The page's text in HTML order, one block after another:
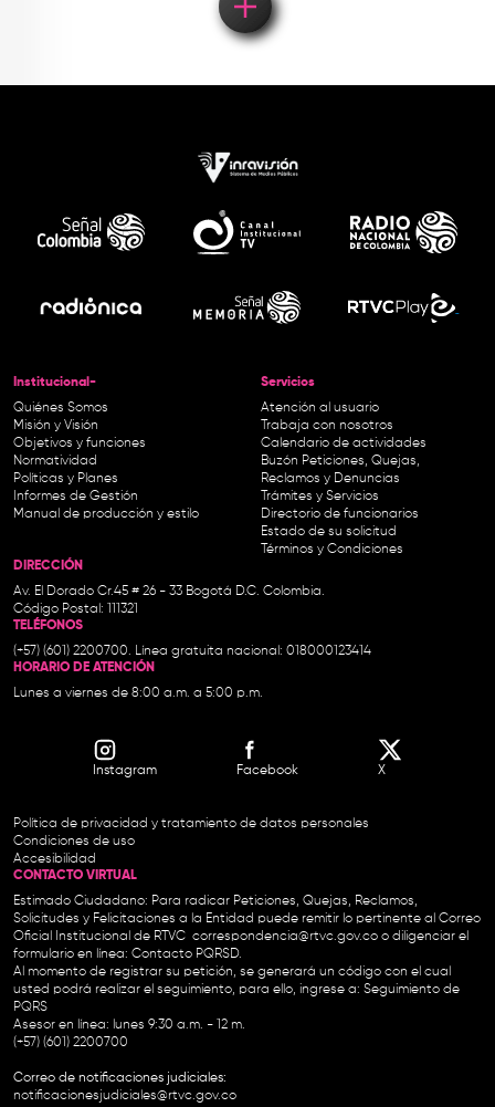
Institucional-
Quiénes Somos
Misión y Visión
Objetivos y funciones
Normatividad
Políticas y Planes
Informes de Gestión
Manual de producción y estilo
Servicios
Atención al usuario
Trabaja con nosotros
Calendario de actividades
Buzón Peticiones, Quejas,
Reclamos y Denuncias
Trámites y Servicios
Directorio de funcionarios
Estado de su solicitud
Términos y Condiciones
DIRECCIÓN
Av. El Dorado Cr.45 # 26 - 33 Bogotá D.C. Colombia.
Código Postal: 111321
TELÉFONOS
(+57) (601) 2200700. Línea gratuita nacional: 018000123414
HORARIO DE ATENCIÓN
Lunes a viernes de 8:00 a.m. a 5:00 p.m.
Instagram Facebook X
Política de privacidad y tratamiento de datos personales
Condiciones de uso
Accesibilidad
CONTACTO VIRTUAL
Estimado Ciudadano: Para radicar Peticiones, Quejas, Reclamos,
Solicitudes y Felicitaciones a la Entidad puede remitir lo pertinente al Correo
Oficial Institucional de RTVC correspondencia@rtvc.gov.co o diligenciar el
formulario en línea: Contacto PQRSD.
Al momento de registrar su petición, se generará un código con el cual
usted podrá realizar el seguimiento, para ello, ingrese a: Seguimiento de
PQRS
Asesor en línea: lunes 9:30 a.m. - 12 m.
(+57) (601) 2200700
Correo de notificaciones judiciales:
notificacionesjudiciales@rtvc.gov.co